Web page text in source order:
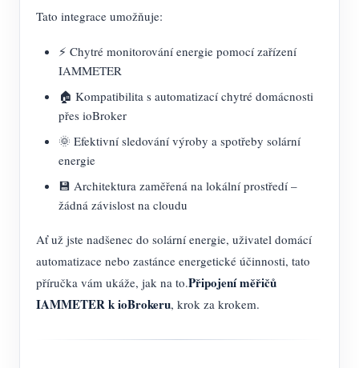
Tato integrace umožňuje:
⚡ Chytré monitorování energie pomocí zařízení
IAMMETER
🏠 Kompatibilita s automatizací chytré domácnosti
přes ioBroker
🌞 Efektivní sledování výroby a spotřeby solární
energie
💾 Architektura zaměřená na lokální prostředí –
žádná závislost na cloudu
Ať už jste nadšenec do solární energie, uživatel domácí
automatizace nebo zastánce energetické účinnosti, tato
příručka vám ukáže, jak na to.Připojení měřičů
IAMMETER k ioBrokeru, krok za krokem.